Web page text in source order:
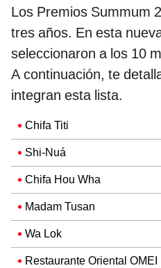
Los Premios Summum
tres años. En esta
seleccionaron a los 10
A continuación, te
integran esta lista.
Chifa Titi
Shi-Nuá
Chifa Hou Wha
Madam Tusan
Wa Lok
Restaurante Oriental OMEI